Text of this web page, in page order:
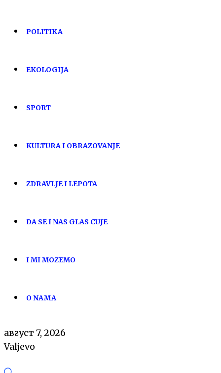
POLITIKA
EKOLOGIJA
SPORT
KULTURA I OBRAZOVANJE
ZDRAVLJE I LEPOTA
DA SE I NAS GLAS CUJE
I MI MOZEMO
O NAMA
август 7, 2026
Valjevo